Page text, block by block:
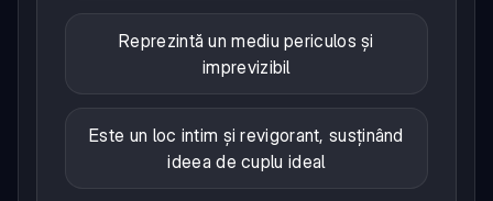
Reprezintă un mediu periculos și
imprevizibil
Este un loc intim și revigorant, susținând
ideea de cuplu ideal